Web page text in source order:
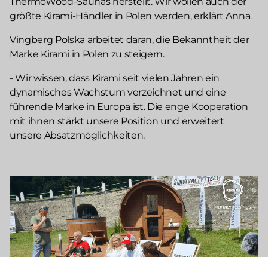
größte Kirami-Händler in Polen werden, erklärt Anna.
Vingberg Polska arbeitet daran, die Bekanntheit der
Marke Kirami in Polen zu steigern.
- Wir wissen, dass Kirami seit vielen Jahren ein
dynamisches Wachstum verzeichnet und eine
führende Marke in Europa ist. Die enge Kooperation
mit ihnen stärkt unsere Position und erweitert
unsere Absatzmöglichkeiten.